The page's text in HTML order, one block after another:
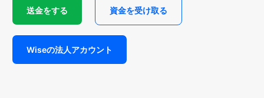
送金をする 資金を受け取る
Wiseの法人アカウント